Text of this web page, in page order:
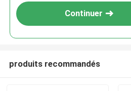
Continuer
produits recommandés